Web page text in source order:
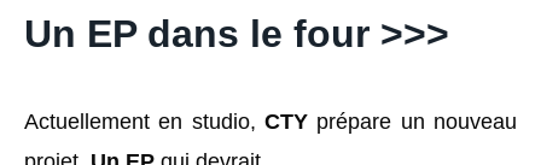
Un EP dans le four >>>
Actuellement en studio, CTY prépare un nouveau